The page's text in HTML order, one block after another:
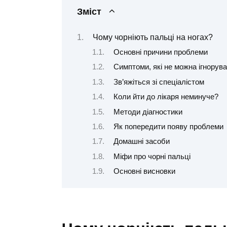
Зміст
Чому чорніють пальці на ногах?
Основні причини проблеми
Симптоми, які не можна
Зв’яжіться зі спеціалістом
Коли йти до лікаря неминуче?
Методи діагностики
Як попередити появу проблеми
Домашні засоби
Міфи про чорні пальці
Основні висновки